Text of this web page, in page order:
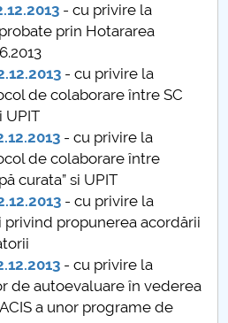
aprilie 2013
mai 2013
iunie 2013
iulie 2013
iulie 2013
septembrie 2013
septembrie 2013
- cu privire la
prin Hotararea
- cu privire la
de colaborare între SC
UPIT
- cu privire la
de colaborare între
curata” si UPIT
- cu privire la
propunerea acordării
- cu privire la
de autoevaluare în vederea
a unor programe de